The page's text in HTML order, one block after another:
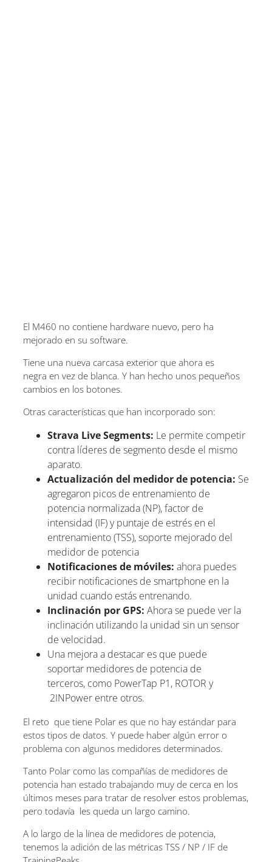
El M460 no contiene hardware nuevo, pero ha
mejorado en su software.
Tiene una nueva carcasa exterior que ahora es
negra en vez de blanca. Y han hecho unos pequeños
cambios en los botones.
Otras características que han incorporado son:
Strava Live Segments: Le permite competir
contra líderes de segmento desde el mismo
aparato.
Actualización del medidor de potencia: Se
agregaron picos de entrenamiento de
potencia normalizada (NP), factor de
intensidad (IF) y puntaje de estrés en el
entrenamiento (TSS), soporte mejorado del
medidor de potencia
Notificaciones de móviles: ahora puedes
recibir notificaciones de smartphone en la
unidad cuando estás entrenando.
Inclinación por GPS: Ahora se puede ver la
inclinación utilizando la unidad sin un sensor
de velocidad.
Una mejora a destacar es que puede
soportar medidores de potencia de
terceros, como PowerTap P1, ROTOR y
2INPower entre otros.
El reto que tiene Polar es que no hay estándar para
estos tipos de datos. Y puede haber algún error o
problema con algunos medidores determinados.
Tanto Polar como las compañías de medidores de
potencia han estado trabajando muy de cerca en los
últimos meses para tratar de resolver estos problemas,
pero todavía les queda un largo camino.
A lo largo de la línea de medidores de potencia,
tenemos la adición de las métricas TSS / NP / IF de